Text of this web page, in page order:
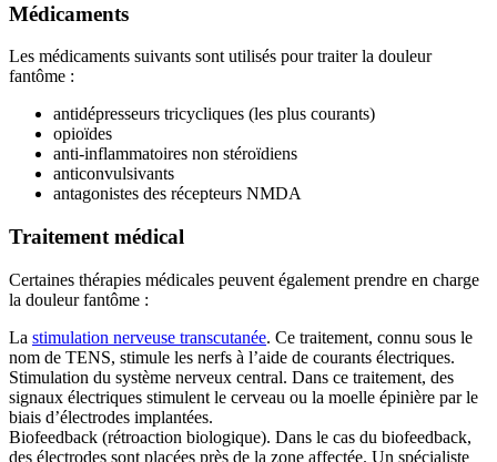
Médicaments
Les médicaments suivants sont utilisés pour traiter la douleur
fantôme :
antidépresseurs tricycliques (les plus courants)
opioïdes
anti-inflammatoires non stéroïdiens
anticonvulsivants
antagonistes des récepteurs NMDA
Traitement médical
Certaines thérapies médicales peuvent également prendre en charge
la douleur fantôme :
La stimulation nerveuse transcutanée. Ce traitement, connu sous le
nom de TENS, stimule les nerfs à l’aide de courants électriques.
Stimulation du système nerveux central. Dans ce traitement, des
signaux électriques stimulent le cerveau ou la moelle épinière par le
biais d’électrodes implantées.
Biofeedback (rétroaction biologique). Dans le cas du biofeedback,
des électrodes sont placées près de la zone affectée. Un spécialiste